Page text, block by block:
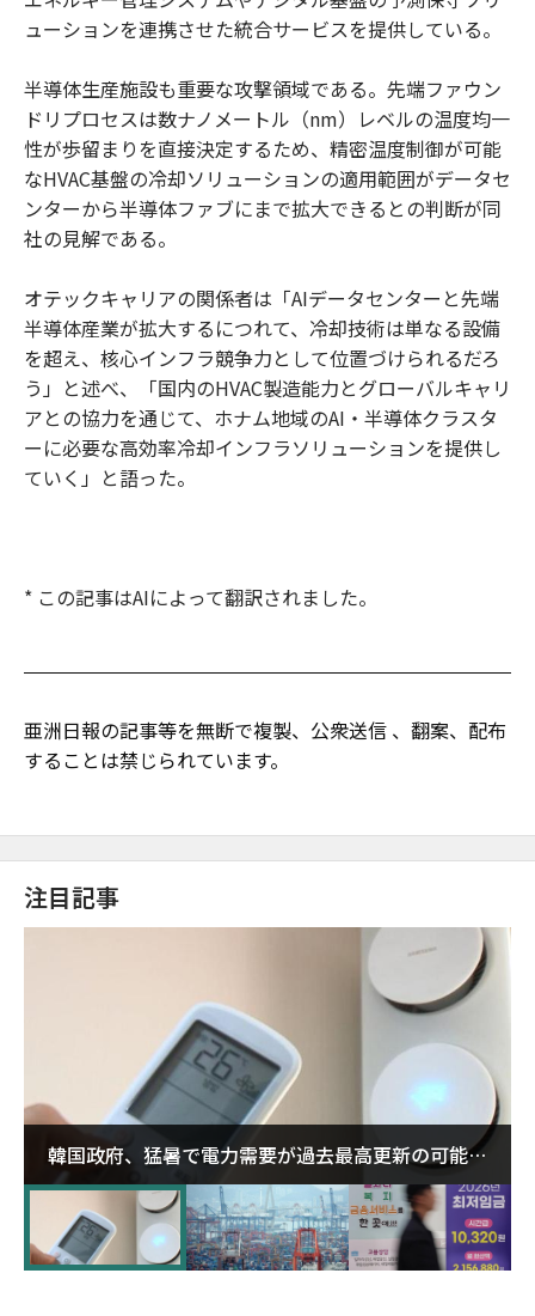
ューションを連携させた統合サービスを提供している。
半導体生産施設も重要な攻撃領域である。先端ファウン
ドリプロセスは数ナノメートル（nm）レベルの温度均一
性が歩留まりを直接決定するため、精密温度制御が可能
なHVAC基盤の冷却ソリューションの適用範囲がデータセ
ンターから半導体ファブにまで拡大できるとの判断が同
社の見解である。
オテックキャリアの関係者は「AIデータセンターと先端
半導体産業が拡大するにつれて、冷却技術は単なる設備
を超え、核心インフラ競争力として位置づけられるだろ
う」と述べ、「国内のHVAC製造能力とグローバルキャリ
アとの協力を通じて、ホナム地域のAI・半導体クラスタ
ーに必要な高効率冷却インフラソリューションを提供し
ていく」と語った。
* この記事はAIによって翻訳されました。
亜洲日報の記事等を無断で複製、公衆送信 、翻案、配布
することは禁じられています。
注目記事
韓国政府、猛暑で電力需要が過去最高更新の可能性
に需給対応体制を点検